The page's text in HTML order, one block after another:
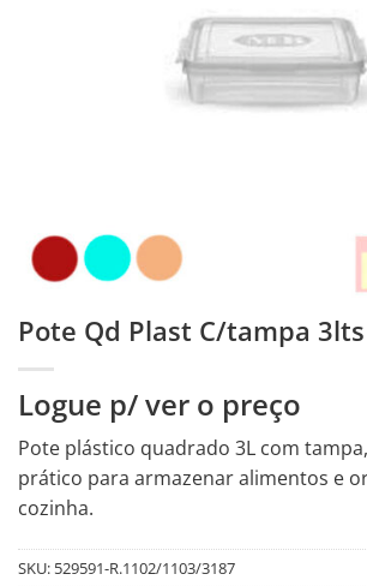
Pote Qd Plast C/tampa 3lts
Logue p/ ver o preço
Pote plástico quadrado 3L com
prático para armazenar alimentos e
cozinha.
SKU: 529591-R.1102/1103/3187